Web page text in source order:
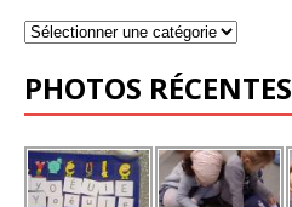
PHOTOS RÉCENTES